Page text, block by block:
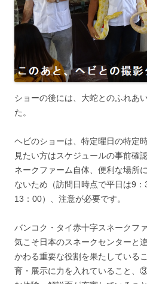
ショーの後には、大蛇とのふれあ
た。
ヘビのショーは、特定曜日の特定
見たい方はスケジュールの事前確
ネークファーム自体、便利な場所
ないため（訪問日時点で平日は9
13：00）、注意が必要です。
バンコク・タイ赤十字スネークフ
気こそ日本のスネークセンターと
かわる重要な役割を果たしている
育・展示に力を入れていること、